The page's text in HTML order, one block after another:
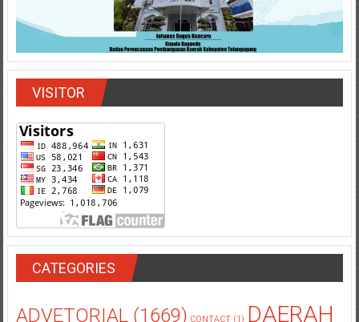
VISITOR
CATEGORIES
ADVETORIAL(1669) CONTACT(1) DAERAH